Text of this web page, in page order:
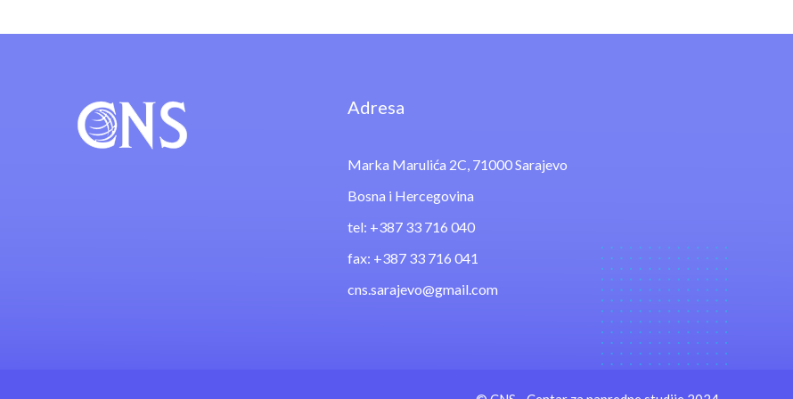
Adresa
Marka Marulića 2C, 71000 Sarajevo
Bosna i Hercegovina
tel: +387 33 716 040
fax: +387 33 716 041
cns.sarajevo@gmail.com